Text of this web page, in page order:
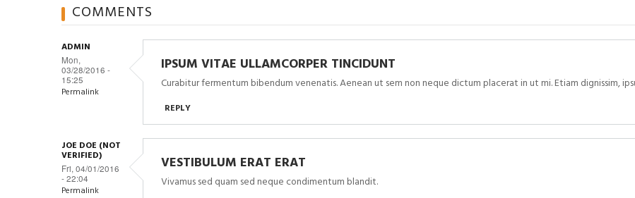
COMMENTS
ADMIN
Mon,
03/28/2016 -
15:25
Permalink
IPSUM VITAE ULLAMCORPER TINCIDUNT
Curabitur fermentum bibendum venenatis. Aenean ut sem non neque dictum placerat in ut mi. Etiam dignissim,
REPLY
JOE DOE (NOT
VERIFIED)
Fri, 04/01/2016
- 22:04
Permalink
VESTIBULUM ERAT ERAT
Vivamus sed quam sed neque condimentum blandit.